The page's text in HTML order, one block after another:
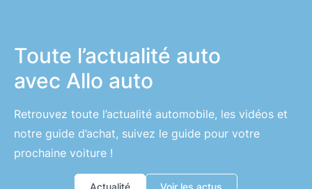
Toute l’actualité auto
avec Allo auto
Retrouvez toute l’actualité automobile, les vidéos et
notre guide d’achat, suivez le guide pour votre
prochaine voiture !
Actualité Voir les actus